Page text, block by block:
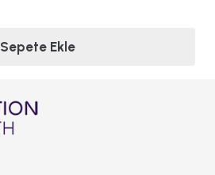
Sepete Ekle